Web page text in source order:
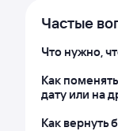
Частые
Что нужно,
Как
дату или на
Как вернуть